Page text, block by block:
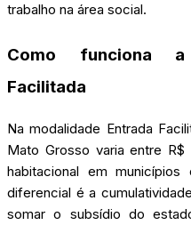
trabalho na área social.
Como funciona a
Facilitada
Na modalidade Entrada
Mato Grosso varia entre
habitacional em
diferencial é a
somar o subsídio do